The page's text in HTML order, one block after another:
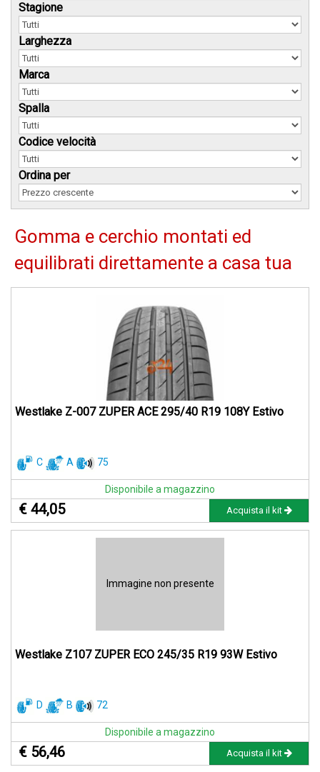
Stagione
Larghezza
Marca
Spalla
Codice velocità
Ordina per
Gomma e cerchio montati ed
equilibrati direttamente a casa tua
Westlake Z-007 ZUPER ACE 295/40 R19 108Y Estivo
C A 75
Disponibile a magazzino
€ 44,05 Acquista il kit
Immagine non presente
Westlake Z107 ZUPER ECO 245/35 R19 93W Estivo
D B 72
Disponibile a magazzino
€ 56,46 Acquista il kit